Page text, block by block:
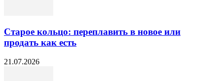
Старое кольцо: переплавить в новое или
продать как есть
21.07.2026